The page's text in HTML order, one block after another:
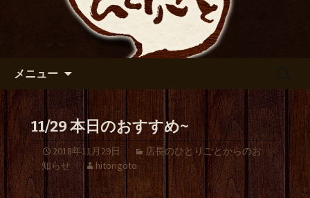
メニュー
11/29 本日のおすすめ~
2018年11月29日
店長のひとりごとからのお
知らせ
hitorigoto